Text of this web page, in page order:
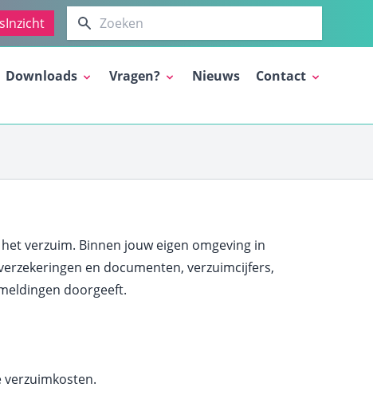
Zoeken
Downloads Vragen? Nieuws Contact
verzuim. Binnen jouw eigen omgeving in
en documenten, verzuimcijfers,
doorgeeft.